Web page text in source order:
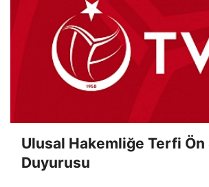
Ulusal Hakemliğe Terfi Ön
Duyurusu